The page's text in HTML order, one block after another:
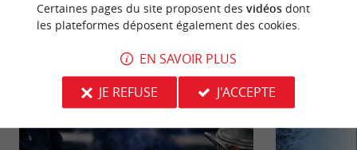
NOUS AVONS TESTÉPOUR VOUS
Certaines pages du site proposent des vidéosdont
les plateformes déposent également des cookies.
EN SAVOIR PLUS
JE REFUSE
J'ACCEPTE